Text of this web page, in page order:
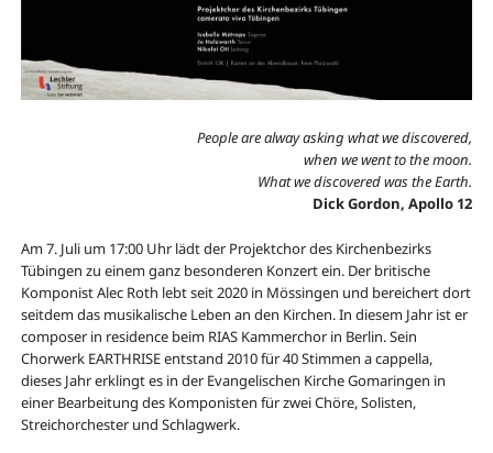
People are alway asking what we discovered,
when we went to the moon.
What we discovered was the Earth.
Dick Gordon, Apollo 12
Am 7. Juli um 17:00 Uhr lädt der Projektchor des Kirchenbezirks
Tübingen zu einem ganz besonderen Konzert ein. Der britische
Komponist Alec Roth lebt seit 2020 in Mössingen und bereichert dort
seitdem das musikalische Leben an den Kirchen. In diesem Jahr ist er
composer in residence beim RIAS Kammerchor in Berlin. Sein
Chorwerk EARTHRISE entstand 2010 für 40 Stimmen a cappella,
dieses Jahr erklingt es in der Evangelischen Kirche Gomaringen in
einer Bearbeitung des Komponisten für zwei Chöre, Solisten,
Streichorchester und Schlagwerk.